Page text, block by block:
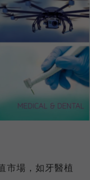
市場，如牙醫植